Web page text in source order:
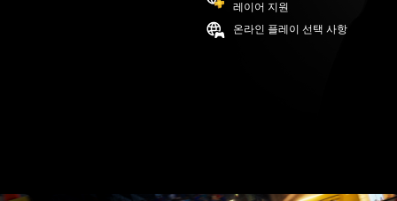
레이어 지원
온라인 플레이 선택 사항